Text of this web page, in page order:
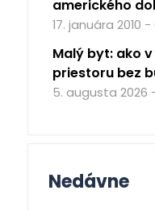
amerického
17. januára 2010 -
Malý byt: ako
priestoru bez
5. augusta 2026
Nedávne